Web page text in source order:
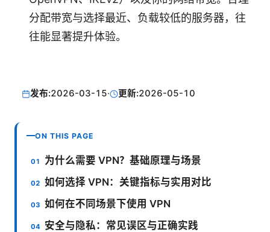
分配带宽与选择最近、负载较低的服务器，往
往能显著提升体验。
发布:2026-03-15· 更新:2026-05-10
ON THIS PAGE
为什么需要 VPN？基础原理与场景
如何选择 VPN：关键指标与实用对比
如何在不同场景下使用 VPN
安全与隐私：常见误区与正确实践